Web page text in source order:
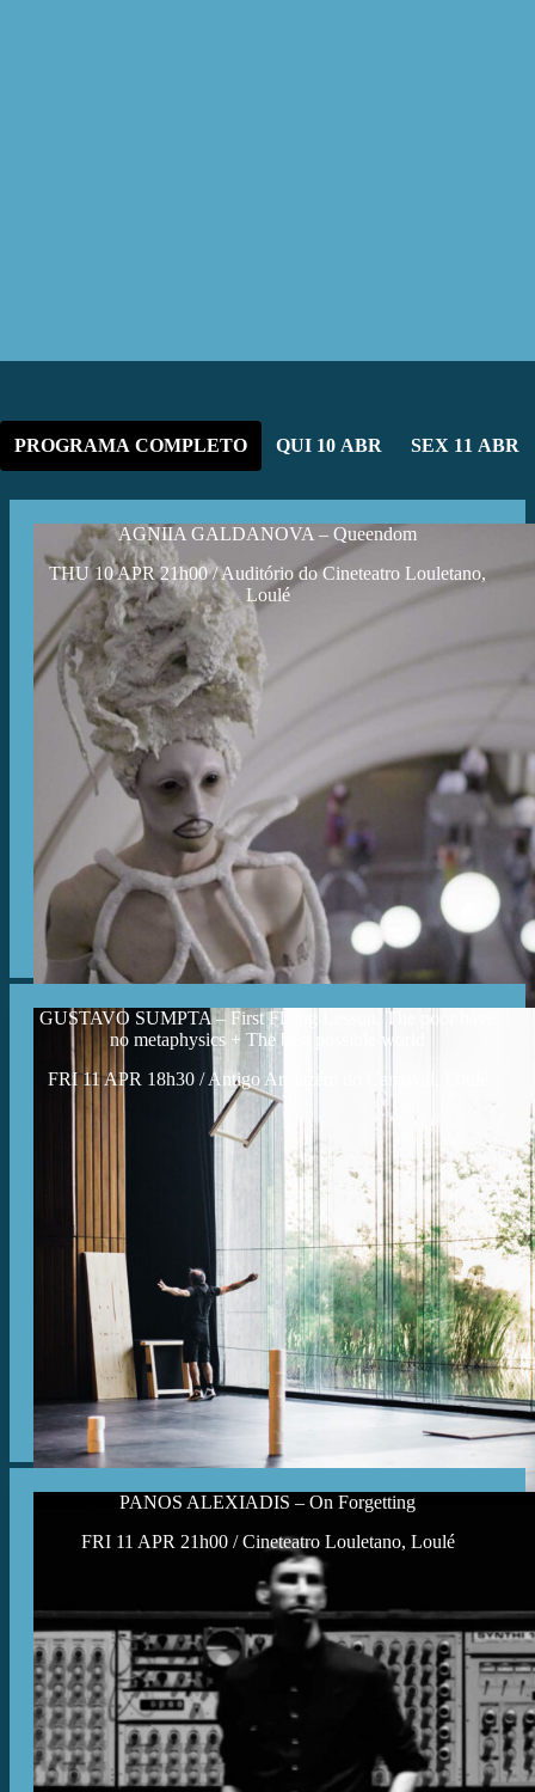
PROGRAMA COMPLETO QUI 10 ABR SEX 11 ABR
AGNIIA GALDANOVA – Queendom
THU 10 APR 21h00 / Auditório do Cineteatro Louletano,
Loulé
GUSTAVO SUMPTA – First Flying Lesson. The poor have
no metaphysics + The best possible world
FRI 11 APR 18h30 / Antigo Armazém do Carnaval, Loulé
PANOS ALEXIADIS – On Forgetting
FRI 11 APR 21h00 / Cineteatro Louletano, Loulé